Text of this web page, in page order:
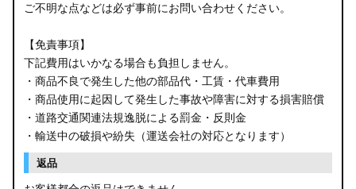
ご不明な点などは必ず事前にお問い合わせください。
【免責事項】
下記費用はいかなる場合も負担しません。
・商品不良で発生した他の部品代・工賃・代車費用
・商品使用に起因して発生した事故や障害に対する損害賠償
・道路交通関連法規逸脱による罰金・反則金
・輸送中の破損や紛失（運送会社の対応となります）
返品